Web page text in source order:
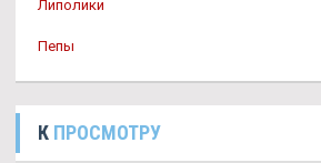
Липолики
Пепы
К ПРОСМОТРУ